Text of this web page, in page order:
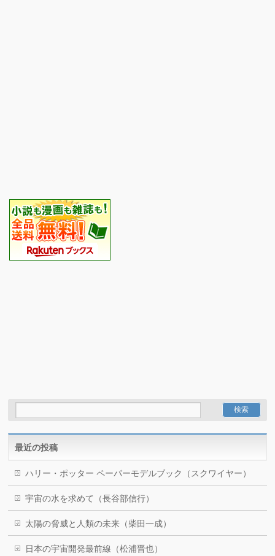
最近の投稿
ハリー・ポッター ペーパーモデルブック（スクワイヤー）
宇宙の水を求めて（長谷部信行）
太陽の脅威と人類の未来（柴田一成）
日本の宇宙開発最前線（松浦晋也）